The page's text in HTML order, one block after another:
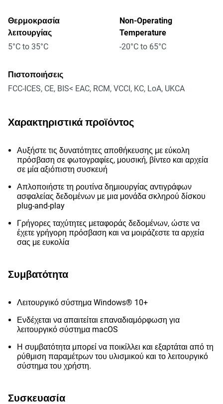
Θερμοκρασία
λειτουργίας
5°C to 35°C
Non-Operating
Temperature
-20°C to 65°C
Πιστοποιήσεις
FCC-ICES, CE, BIS< EAC, RCM, VCCI, KC, LoA, UKCA
Χαρακτηριστικά προϊόντος
Αυξήστε τις δυνατότητες αποθήκευσης με εύκολη
πρόσβαση σε φωτογραφίες, μουσική, βίντεο και αρχεία
σε μία αξιόπιστη συσκευή
Απλοποιήστε τη ρουτίνα δημιουργίας αντιγράφων
ασφαλείας δεδομένων με μια μονάδα σκληρού δίσκου
plug-and-play
Γρήγορες ταχύτητες μεταφοράς δεδομένων, ώστε να
έχετε γρήγορη πρόσβαση και να μοιράζεστε τα αρχεία
σας με ευκολία
Συμβατότητα
Λειτουργικό σύστημα Windows® 10+
Ενδέχεται να απαιτείται επαναδιαμόρφωση για
λειτουργικό σύστημα macOS
Η συμβατότητα μπορεί να ποικίλλει και εξαρτάται από τη
ρύθμιση παραμέτρων του υλισμικού και το λειτουργικό
σύστημα του χρήστη.
Συσκευασία